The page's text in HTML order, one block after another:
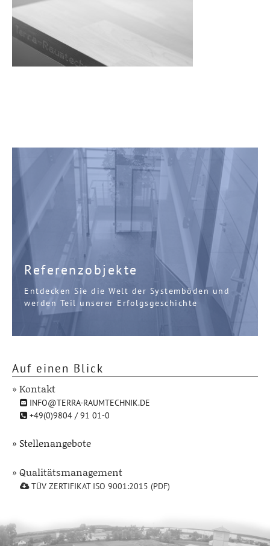
Referenzobjekte
Entdecken Sie die Welt der Systemböden und
werden Teil unserer Erfolgsgeschichte
Auf einen Blick
» Kontakt
INFO@TERRA-RAUMTECHNIK.DE
+49(0)9804 / 91 01-0
» Stellenangebote
» Qualitätsmanagement
TÜV ZERTIFIKAT ISO 9001:2015 (PDF)